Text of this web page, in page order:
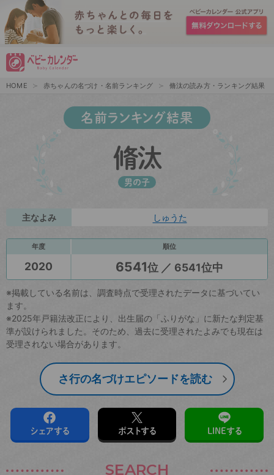
HOME 赤ちゃんの名づけ・名前ランキング 脩汰の読み方・ランキング結果
名前ランキング結果
脩汰
男の子
主なよみ しゅうた
年度 順位
2020 6541位 ／ 6541位中
※掲載している名前は、調査時点で受理されたデータに基づいてい
ます。
※2025年戸籍法改正により、出生届の「ふりがな」に新たな判定基
準が設けられました。そのため、過去に受理されたよみでも現在は
受理されない場合があります。
さ行の名づけエピソードを読む
シェアする ポストする LINEする
SEARCH